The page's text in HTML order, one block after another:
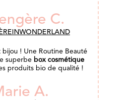
C.
! Une Routine Beauté
superbe box cosmétique
produits bio de qualité !
A.